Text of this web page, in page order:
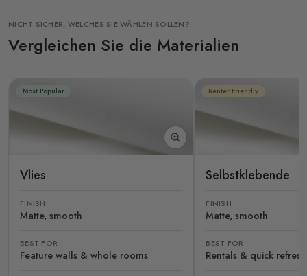
NICHT SICHER, WELCHES SIE WÄHLEN SOLLEN?
Vergleichen Sie die Materialien
Most Popular
Vlies
FINISH
Matte, smooth
BEST FOR
Feature walls & whole rooms
Renter Friendly
Selbstklebende
FINISH
Matte, smooth
BEST FOR
Rentals & quick